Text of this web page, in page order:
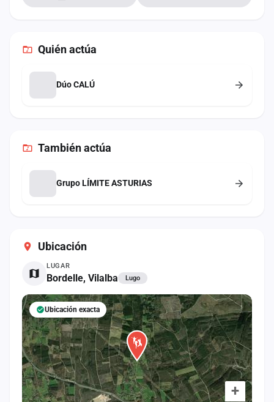
Ubicación
LUGAR
Bordelle, Vilalba Lugo
+
Ubicación exacta
Quién actúa
Dúo CALÚ
Tambiénactúa
Grupo LÍMITE ASTURIAS